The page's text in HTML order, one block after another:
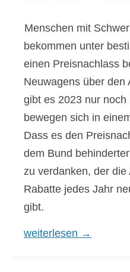
Menschen mit
bekommen unter
einen Preisnachlass
Neuwagens über den
gibt es 2023 nur
bewegen sich in
Dass es den
dem Bund
zu verdanken, der
Rabatte jedes Jahr
gibt.
Autohersteller
weiterlesen →